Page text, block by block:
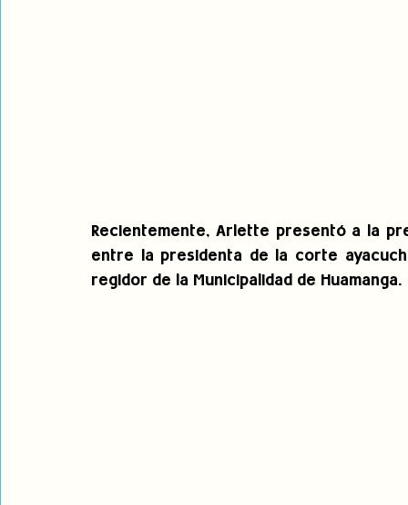
Recientemente, Arlette presentó a la
entre la presidenta de la corte
regidor de la Municipalidad de Huamanga.